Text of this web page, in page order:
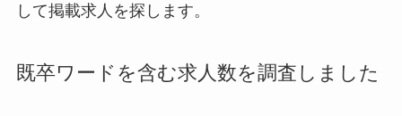
して掲載求人を探します。
既卒ワードを含む求人数を調査しました